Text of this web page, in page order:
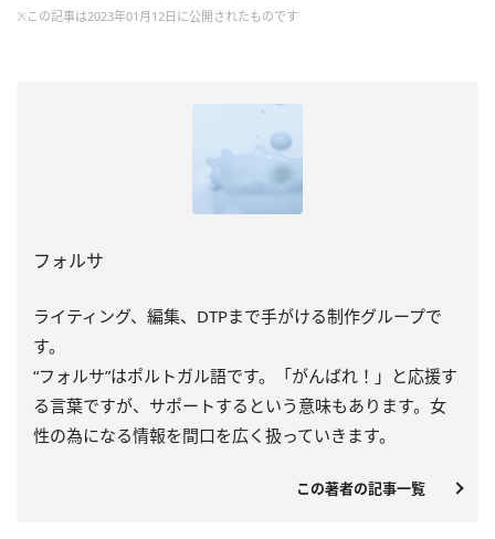
※この記事は2023年01月12日に公開されたものです
フォルサ
ライティング、編集、DTPまで手がける制作グループで
す。
“フォルサ”はポルトガル語です。「がんばれ！」と応援す
る言葉ですが、サポートするという意味もあります。女
性の為になる情報を間口を広く扱っていきます。
この著者の記事一覧